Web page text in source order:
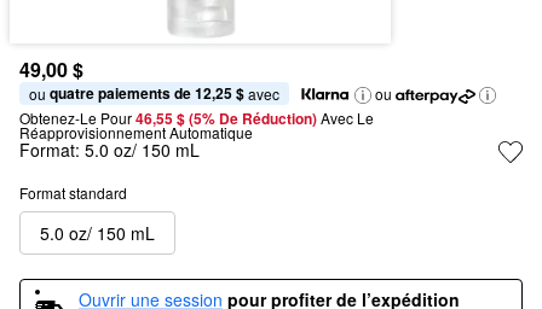
49,00 $
ou quatre paiements de 12,25 $ avec
ou
Obtenez-Le Pour46,55 $ (5% De Réduction) Avec Le
Réapprovisionnement Automatique
Format: 5.0 oz/ 150 mL
Format standard
5.0 oz/ 150 mL
Ouvrir une session pour profiter de l’expédition